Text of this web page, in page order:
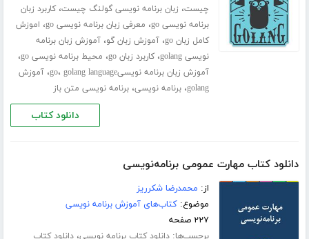
چیست، زبان برنامه نویسی گولنگ چیست،کاربرد زبان
برنامه نویسی go
، معرفی زبان برنامه نویسی go ، اموزش
کامل زبان go
،آموزش زبان گو،آموزش زبان برنامه
نویسی golang
،کاربرد زبان go ، محیط برنامه نویسی go ،
آموزش زبان برنامه نویسیgo ، golang language ،آموزش
golang،برنامه نویسی،برنامه نویسی متن باز
دانلود کتاب
دانلود کتاب مهارت عمومی برنامه‌نویسی
از: محمدرضا شکرریز
موضوع:کتاب‌های آموزش برنامه نویسی
۲۲۷ صفحه
برچسب‌ها:دانلود کتاب برنامه نویسی،دانلود کتاب